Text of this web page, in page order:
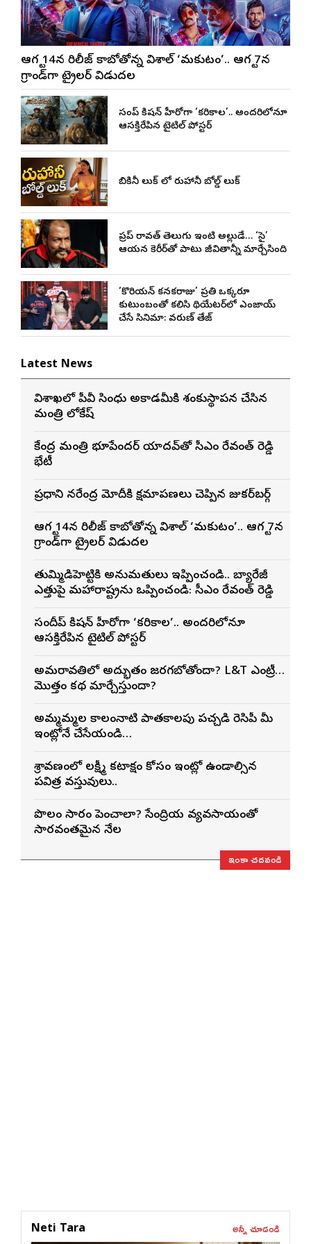
ఆగస్ట్ 14న రిలీజ్ కాబోతోన్న విశాల్ ‘మకుటం’.. ఆగస్ట్ 7న
గ్రాండ్‌గా ట్రైలర్ విడుదల
సందీప్ కిషన్ హీరోగా ‘కరికాల’.. అందరిలోనూ
ఆసక్తిరేపిన టైటిల్ పోస్టర్
బికినీ లుక్ లో రుహానీ బోల్డ్ లుక్
ప్రదీప్ రావత్ తెలుగు ఇంటి అల్లుడే… ‘సై’
ఆయన కెరీర్‌తో పాటు జీవితాన్నీ మార్చేసింది
‘కొరియన్ కనకరాజు’ ప్రతి ఒక్కరూ
కుటుంబంతో కలిసి థియేటర్‌లో ఎంజాయ్
చేసే సినిమా: వరుణ్ తేజ్
Latest News
విశాఖలో పీవీ సింధు అకాడమీకి శంకుస్థాపన చేసిన
మంత్రి లోకేష్
కేంద్ర మంత్రి భూపేందర్ యాదవ్‌తో సీఎం రేవంత్ రెడ్డి
భేటీ
ప్రధాని నరేంద్ర మోదీకి క్షమాపణలు చెప్పిన జుకర్‌బర్గ్
ఆగస్ట్ 14న రిలీజ్ కాబోతోన్న విశాల్ ‘మకుటం’.. ఆగస్ట్ 7న
గ్రాండ్‌గా ట్రైలర్ విడుదల
తుమ్మిడిహెట్టికి అనుమ‌తులు ఇప్పించండి.. బ్యారేజీ
ఎత్తుపై మ‌హారాష్ట్రను ఒప్పించండి: సీఎం రేవంత్ రెడ్డి
సందీప్ కిషన్ హీరోగా ‘కరికాల’.. అందరిలోనూ
ఆసక్తిరేపిన టైటిల్ పోస్టర్
అమరావతిలో అద్భుతం జరగబోతోందా? L&T ఎంట్రీ…
మొత్తం కథ మార్చేస్తుందా?
అమ్మమ్మల కాలంనాటి పాతకాలపు పచ్చడి రెసిపీ మీ
ఇంట్లోనే చేసేయండి…
శ్రావణంలో లక్ష్మీ కటాక్షం కోసం ఇంట్లో ఉండాల్సిన
పవిత్ర వస్తువులు..
పొలం సారం పెంచాలా? సేంద్రియ వ్యవసాయంతో
సారవంతమైన నేల
ఇంకా చదవండి
Neti Tara అన్నీ చూడండి